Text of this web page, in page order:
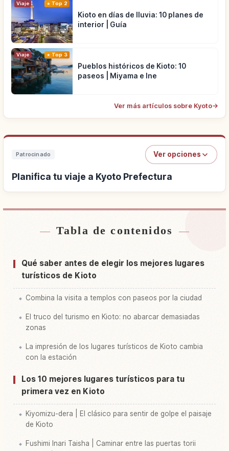
Viaje Top 2
Kioto en días de lluvia: 10 planes de
interior | Guía
Viaje Top 3
Pueblos históricos de Kioto: 10
paseos | Miyama e Ine
Ver más artículos sobre Kyoto→
Patrocinado Ver opciones
Planifica tu viaje a Kyoto Prefectura
Buscar alojamiento cerca de Kyoto Prefectura
Buscar experiencias en Kyoto Prefectura↗
Tabla de contenidos
Qué saber antes de elegir los mejores lugares
turísticos de Kioto
Combina la visita a templos con paseos por la ciudad
El truco del turismo en Kioto: no abarcar demasiadas
zonas
La impresión de los lugares turísticos de Kioto cambia
con la estación
Los 10 mejores lugares turísticos para tu
primera vez en Kioto
Kiyomizu-dera | El clásico para sentir de golpe el paisaje
de Kioto
Fushimi Inari Taisha | Caminar entre las puertas torii